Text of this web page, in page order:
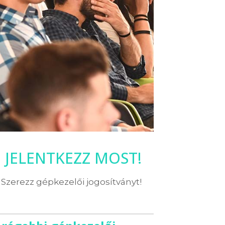
JELENTKEZZ MOST!
Szerezz gépkezelői jogosítványt!